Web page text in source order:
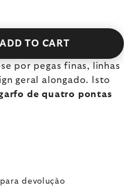
ADD TO CART
por pegas finas, linhas
geral alongado. Isto
de quatro pontas
devolução